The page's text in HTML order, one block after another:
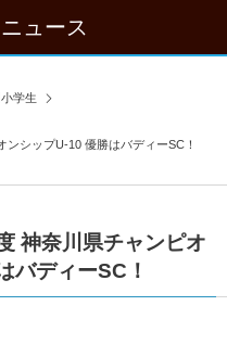
ュース
学生
ンシップU-10 優勝はバディーSC！
神奈川県チャンピオ
バディーSC！